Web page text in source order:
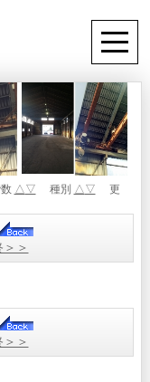
△▽ 種別 △▽ 更
＞
＞